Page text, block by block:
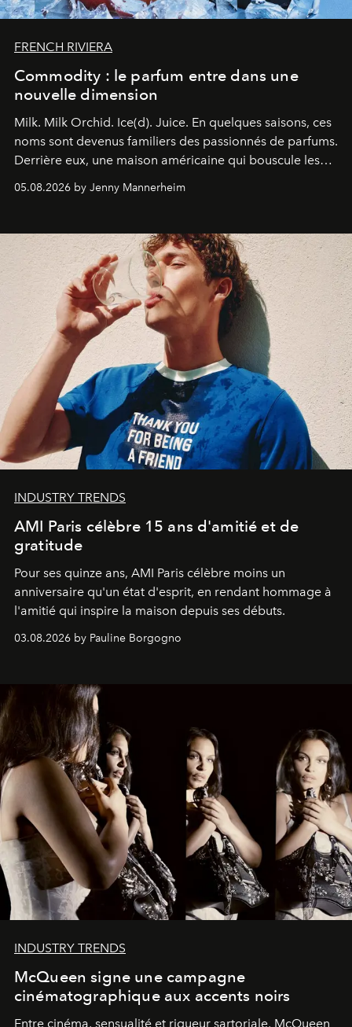
FRENCH RIVIERA
Commodity : le parfum entre dans une
nouvelle dimension
Milk. Milk Orchid. Ice(d). Juice. En quelques saisons, ces
noms sont devenus familiers des passionnés de parfums.
Derrière eux, une maison américaine qui bouscule les
codes de la parfumerie contemporaine en proposant
une approche aussi intuitive que personnelle :
05.08.2026 by Jenny Mannerheim
INDUSTRY TRENDS
AMI Paris célèbre 15 ans d'amitié et de
gratitude
Pour ses quinze ans, AMI Paris célèbre moins un
anniversaire qu'un état d'esprit, en rendant hommage à
l'amitié qui inspire la maison depuis ses débuts.
03.08.2026 by Pauline Borgogno
INDUSTRY TRENDS
McQueen signe une campagne
cinématographique aux accents noirs
Entre cinéma, sensualité et rigueur sartoriale, McQueen